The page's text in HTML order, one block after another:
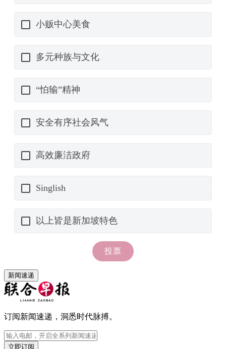
新闻速递
订阅新闻速递，洞悉时代脉搏。
立即订阅